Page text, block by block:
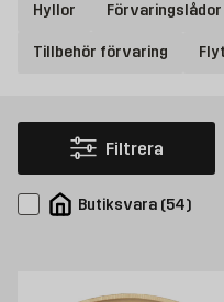
Hyllor Förvaringslådor
Tillbehör förvaring
Filtrera
Butiksvara (54)